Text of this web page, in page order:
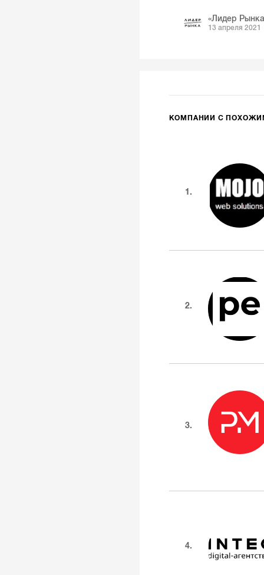
«Лидер
13 апреля 2021
КОМПАНИИ С
1.
2.
3.
4.